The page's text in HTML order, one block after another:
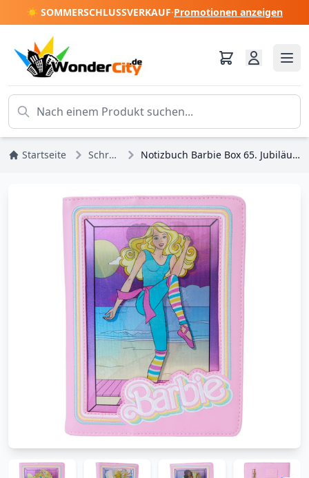
☀️ SOMMERSCHLUSSVERKAUF·Promotionen anzeigen
Startseite Schreibwaren Notizbuch Barbie Box 65. Jubiläum Barbie - Loungefly Barbie